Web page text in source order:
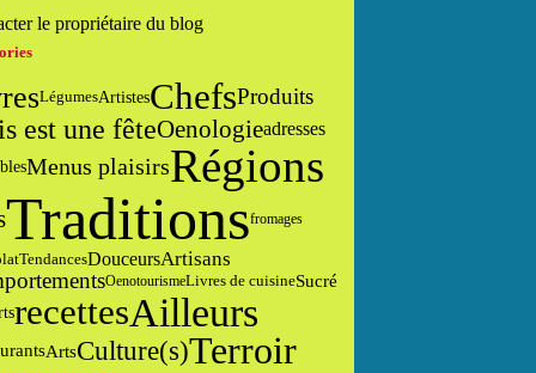
le propriétaire du blog
LégumesArtistesChefsProduits
est une fêteOenologieadresses
Menus plaisirsRégions
Traditionsfromages
TendancesDouceursArtisans
OenotourismeLivres de cuisineSucré
recettesAilleurs
ArtsCulture(s)Terroir